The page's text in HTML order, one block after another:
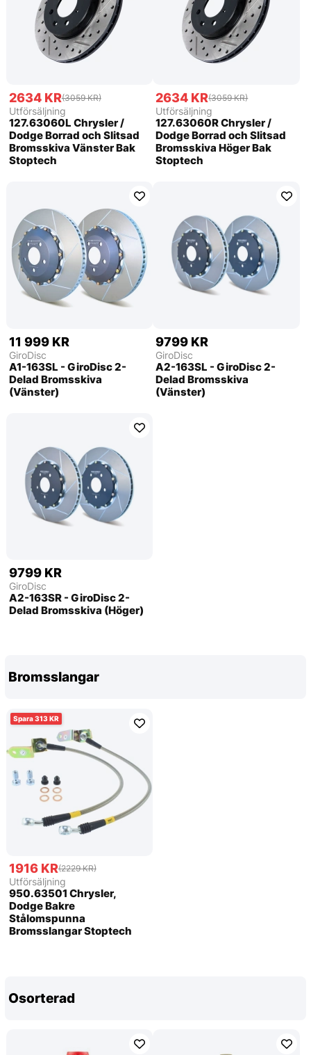
2634 KR(3059 KR)
Utförsäljning
127.63060L Chrysler /
Dodge Borrad och Slitsad
Bromsskiva Vänster Bak
Stoptech
2634 KR(3059 KR)
Utförsäljning
127.63060R Chrysler /
Dodge Borrad och Slitsad
Bromsskiva Höger Bak
Stoptech
11 999 KR
GiroDisc
A1-163SL - GiroDisc 2-
Delad Bromsskiva
(Vänster)
9799 KR
GiroDisc
A2-163SL - GiroDisc 2-
Delad Bromsskiva
(Vänster)
9799 KR
GiroDisc
A2-163SR - GiroDisc 2-
Delad Bromsskiva (Höger)
Bromsslangar
313
1916 KR(2229 KR)
Utförsäljning
950.63501 Chrysler,
Dodge Bakre
Stålomspunna
Bromsslangar Stoptech
Osorterad